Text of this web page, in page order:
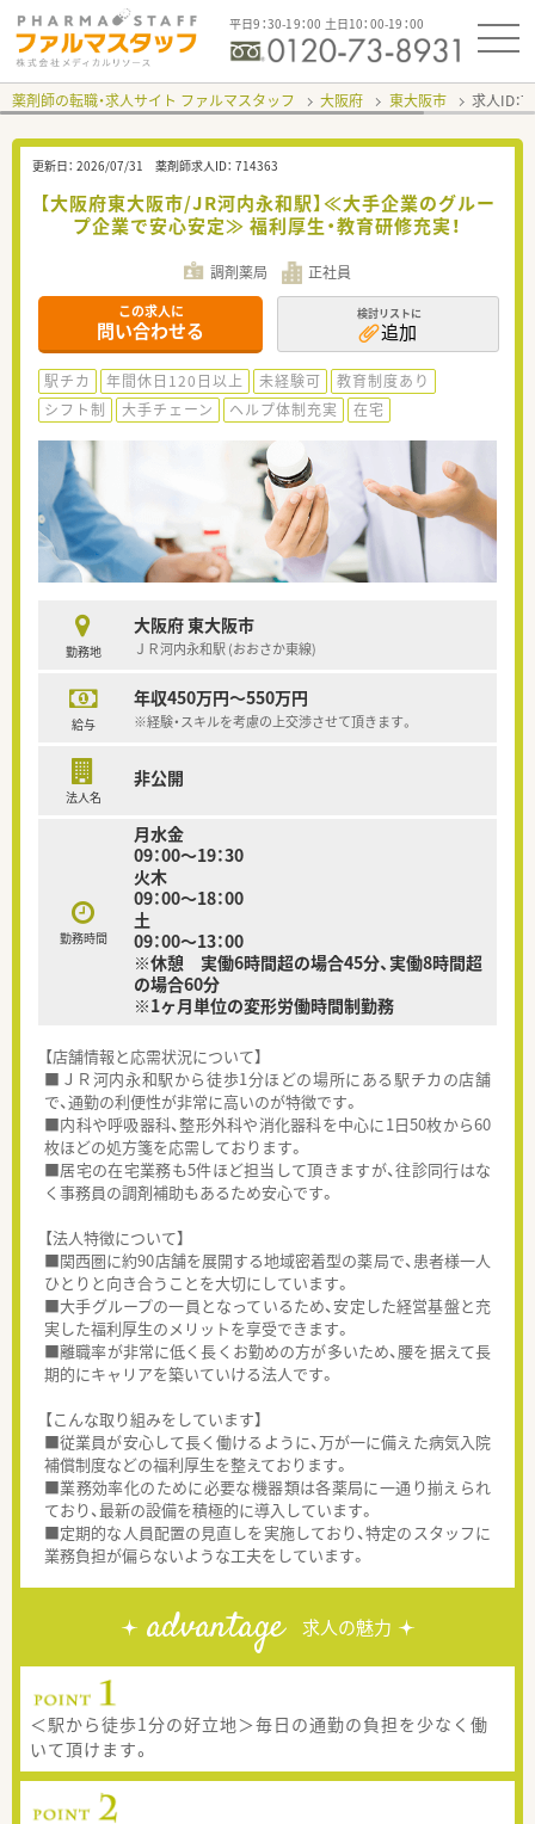
平日9：30-19：00 土日10：00-19：00
薬剤師の転職・求人サイト ファルマスタッフ 大阪府 東大阪市 求人ID：
更新日： 2026/07/31 薬剤師求人ID： 714363
【大阪府東大阪市/JR河内永和駅】≪大手企業のグルー
プ企業で安心安定≫ 福利厚生・教育研修充実！
調剤薬局 正社員
この求人に
問い合わせる
検討リストに
追加
駅チカ 年間休日120日以上 未経験可
教育制度あり
シフト制
大手チェーン ヘルプ体制充実 在宅
勤務地
大阪府 東大阪市
ＪＲ河内永和駅 (おおさか東線)
給与
年収450万円～550万円
※経験・スキルを考慮の上交渉させて頂きます。
法人名
非公開
勤務時間
月水金
09：00～19：30
火木
09：00～18：00
土
09：00～13：00
※休憩 実働6時間超の場合45分、実働8時間超
の場合60分
※1ヶ月単位の変形労働時間制勤務
【店舗情報と応需状況について】
■ＪＲ河内永和駅から徒歩1分ほどの場所にある駅チカの店舗
で、通勤の利便性が非常に高いのが特徴です。
■内科や呼吸器科、整形外科や消化器科を中心に1日50枚から60
枚ほどの処方箋を応需しております。
■居宅の在宅業務も5件ほど担当して頂きますが、往診同行はな
く事務員の調剤補助もあるため安心です。
【法人特徴について】
■関西圏に約90店舗を展開する地域密着型の薬局で、患者様一人
ひとりと向き合うことを大切にしています。
■大手グループの一員となっているため、安定した経営基盤と充
実した福利厚生のメリットを享受できます。
■離職率が非常に低く長くお勤めの方が多いため、腰を据えて長
期的にキャリアを築いていける法人です。
【こんな取り組みをしています】
■従業員が安心して長く働けるように、万が一に備えた病気入院
補償制度などの福利厚生を整えております。
■業務効率化のために必要な機器類は各薬局に一通り揃えられ
ており、最新の設備を積極的に導入しています。
■定期的な人員配置の見直しを実施しており、特定のスタッフに
業務負担が偏らないような工夫をしています。
advantage 求人の魅力
＜駅から徒歩1分の好立地＞毎日の通勤の負担を少なく働
いて頂けます。